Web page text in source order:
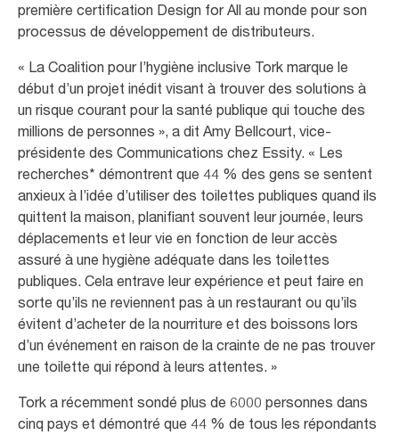
première certification Design for All au monde pour son
processus de développement de distributeurs.
« La Coalition pour l’hygiène inclusive Tork marque le
début d’un projet inédit visant à trouver des solutions à
un risque courant pour la santé publique qui touche des
millions de personnes », a dit Amy Bellcourt, vice-
présidente des Communications chez Essity. « Les
recherches* démontrent que 44 % des gens se sentent
anxieux à l’idée d’utiliser des toilettes publiques quand ils
quittent la maison, planifiant souvent leur journée, leurs
déplacements et leur vie en fonction de leur accès
assuré à une hygiène adéquate dans les toilettes
publiques. Cela entrave leur expérience et peut faire en
sorte qu’ils ne reviennent pas à un restaurant ou qu’ils
évitent d’acheter de la nourriture et des boissons lors
d’un événement en raison de la crainte de ne pas trouver
une toilette qui répond à leurs attentes. »
Tork a récemment sondé plus de 6000 personnes dans
cinq pays et démontré que 44 % de tous les répondants